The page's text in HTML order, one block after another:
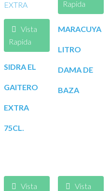
Vista
Rapida
SIDRA EL
GAITERO
EXTRA
75CL.
Rapida
MARACUYA
LITRO
DAMA DE
BAZA
Vista
Vista